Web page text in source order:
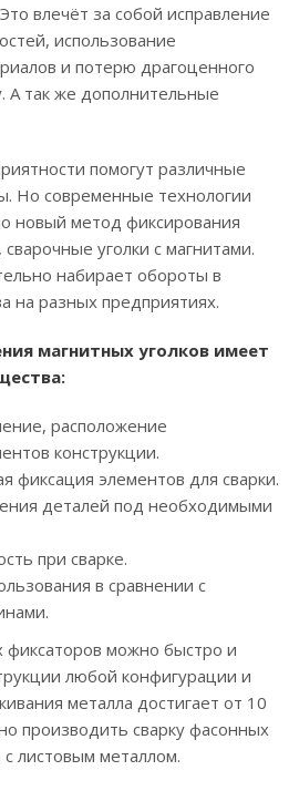
влечёт за собой исправление
использование
и потерю драгоценного
А так же дополнительные
помогут различные
Но современные технологии
новый метод фиксирования
уголки с магнитами.
набирает обороты в
на разных предприятиях.
магнитных уголков имеет
расположение
конструкции.
фиксация элементов для сварки.
деталей под необходимыми
при сварке.
в сравнении с
можно быстро и
любой конфигурации и
металла достигает от 10
производить сварку фасонных
листовым металлом.